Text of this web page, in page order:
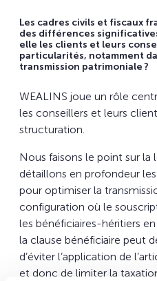
Les cadres civils et fiscaux
des différences
elle les clients et leurs
particularités, notamment
transmission patrimoniale ?
WEALINS joue un rôle
les conseillers et leurs
structuration.
Nous faisons le point sur la
détaillons en profondeur
pour optimiser la
configuration où le
les bénéficiaires-héritiers
la clause bénéficiaire peut
d’éviter l’application de
et donc de limiter la